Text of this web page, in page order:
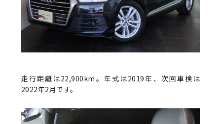
走行距離は22,900km。年式は2019年、次回車検は
2022年2月です。